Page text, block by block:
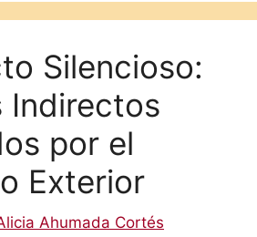
Silencioso:
Indirectos
por el
Exterior
Ahumada Cortés